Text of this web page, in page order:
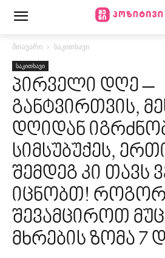
მთავარი საკითხავი
საკითხავი
პირველი დღე –
განტვირთვის,
დღიდან
სიმსუბუქეს,
შემდეგ კი თავს
იცნობთ! როგორ
შევამციროთ
მხრების ზომა 7